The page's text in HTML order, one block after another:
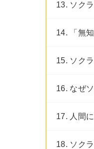
13. ソク
14. 「無
15. ソク
16. なぜ
17. 人間
18. ソク